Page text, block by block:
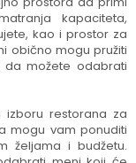
kapaciteta,
kao i prostor za
obično mogu pružiti
da možete odabrati
restorana za
mogu vam ponuditi
željama i budžetu.